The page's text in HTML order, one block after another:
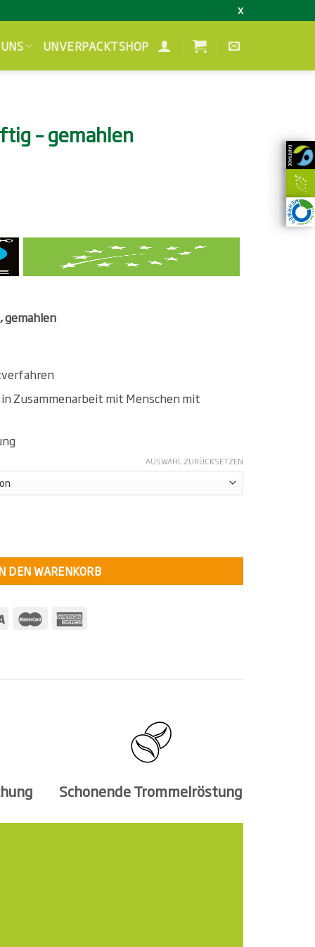
X
UNVERPACKTSHOP
– gemahlen
gemahlen
Zusammenarbeit mit Menschen mit
AUSWAHL ZURÜCKSETZEN
DEN WARENKORB
Schonende Trommelröstung